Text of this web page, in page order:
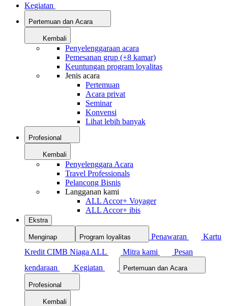
Kegiatan
Pertemuan dan Acara
Kembali
Penyelenggaraan acara
Pemesanan grup (+8 kamar)
Keuntungan program loyalitas
Jenis acara
Pertemuan
Acara privat
Seminar
Konvensi
Lihat lebih banyak
Profesional
Kembali
Penyelenggara Acara
Travel Professionals
Pelancong Bisnis
Langganan kami
ALL Accor+ Voyager
ALL Accor+ ibis
Ekstra
Menginap Program loyalitas Penawaran
Kartu
Kredit CIMB Niaga ALL
Mitra kami
Pesan
kendaraan
Kegiatan Pertemuan dan Acara
Profesional
Kembali